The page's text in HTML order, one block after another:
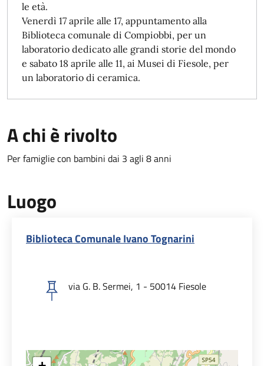
le età.
Venerdì 17 aprile alle 17, appuntamento alla
Biblioteca comunale di Compiobbi, per un
laboratorio dedicato alle grandi storie del mondo
e sabato 18 aprile alle 11, ai Musei di Fiesole, per
un laboratorio di ceramica.
A chi è rivolto
Per famiglie con bambini dai 3 agli 8 anni
Luogo
Biblioteca Comunale Ivano Tognarini
via G. B. Sermei, 1 - 50014 Fiesole